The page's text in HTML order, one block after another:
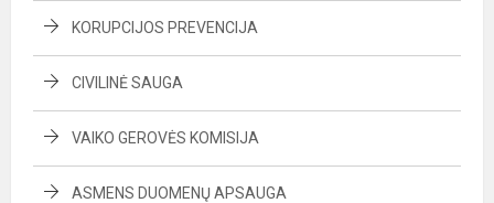
KORUPCIJOS PREVENCIJA
CIVILINĖ SAUGA
VAIKO GEROVĖS KOMISIJA
ASMENS DUOMENŲ APSAUGA